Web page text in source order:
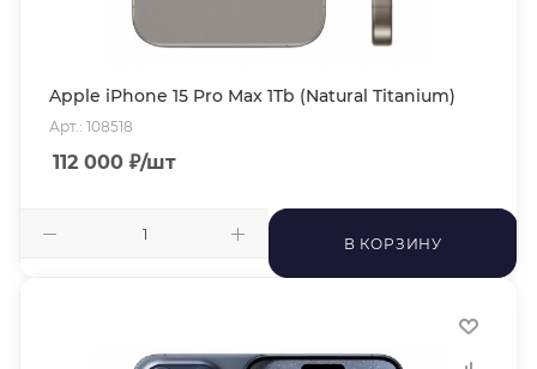
Apple iPhone 15 Pro Max 1Tb (Natural Titanium)
Арт.: 108518
112 000 ₽/шт
В КОРЗИНУ